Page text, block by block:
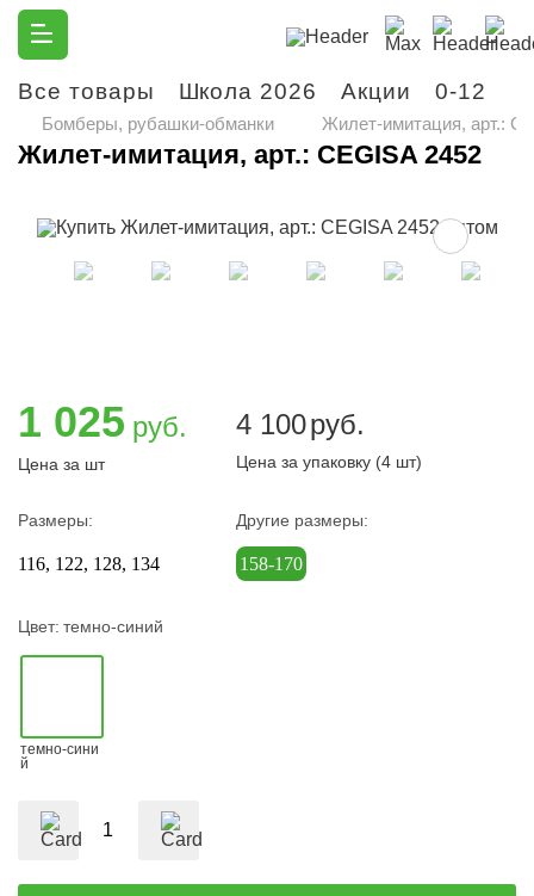
Все товары Школа 2026 Акции 0-12
Бомберы, рубашки-обманки Жилет-имитация, арт.:
Жилет-имитация, арт.: CEGISA 2452
1 025 руб.
Цена за шт
4 100руб.
Цена за упаковку (4 шт)
Размеры:
116 122 128 134
Другие размеры:
158-170
Цвет: темно-синий
темно-сини
й